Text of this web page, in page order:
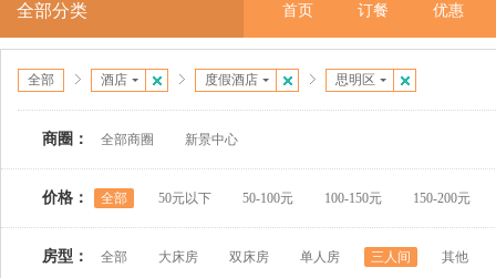
全部分类 首页 订餐 优惠
全部 酒店 度假酒店 思明区
商圈： 全部商圈 新景中心
价格： 全部 50元以下 50-100元 100-150元 150-200元
房型： 全部 大床房 双床房 单人房 三人间 其他